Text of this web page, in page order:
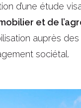
d’une étude
et de
auprès
sociétal.